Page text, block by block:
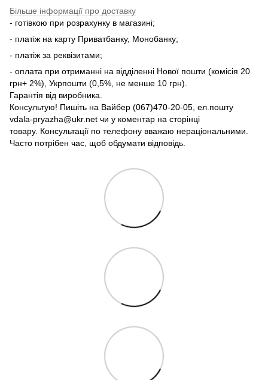
Більше інформації про доставку
- готівкою при розрахунку в магазині;
- платіж на карту Приватбанку, Монобанку;
- платіж за реквізитами;
- оплата при отриманні на відділенні Нової пошти (комісія 20
грн+ 2%), Укрпошти (0,5%, не менше 10 грн).
Гарантія від виробника.
Консультую! Пишіть на Вайбер (067)470-20-05, ел.пошту
vdala-pryazha@ukr.net чи у коментар на сторінці
товару. Консультації по телефону вважаю нераціональними.
Часто потрібен час, щоб обдумати відповідь.